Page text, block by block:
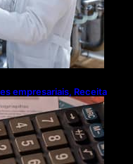
empresariais, Receita
Tributária